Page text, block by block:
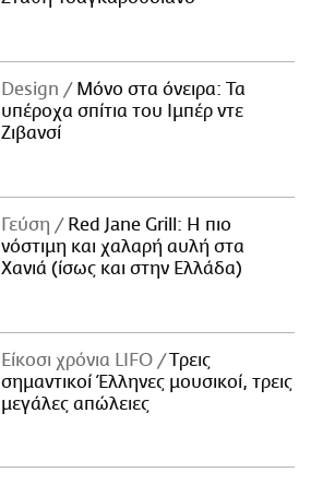
Design
Μόνο στα όνειρα: Τα
υπέροχα σπίτια του Ιμπέρ ντε
Ζιβανσί
Γεύση
Red Jane Grill: Η πιο
νόστιμη και χαλαρή αυλή στα
Χανιά (ίσως και στην Ελλάδα)
Είκοσι χρόνια LIFO
Tρεις
σημαντικοί Έλληνες μουσικοί, τρεις
μεγάλες απώλειες